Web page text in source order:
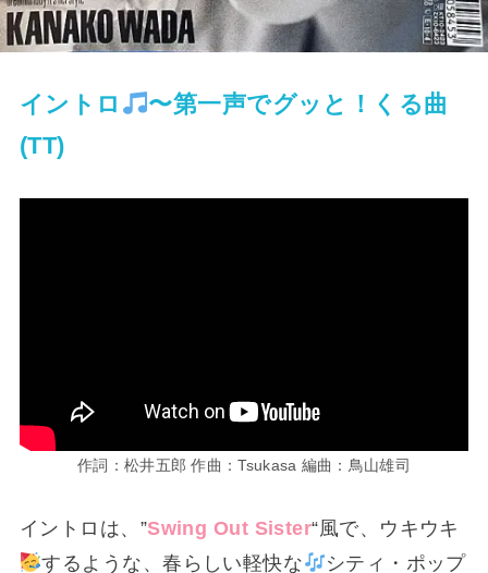
イントロ
〜第一声でグッと！くる曲
(TT)
作詞：松井五郎 作曲：Tsukasa 編曲：鳥山雄司
イントロは、”Swing Out Sister“風で、ウキウキ
するような、春らしい軽快な
シティ・ポップ